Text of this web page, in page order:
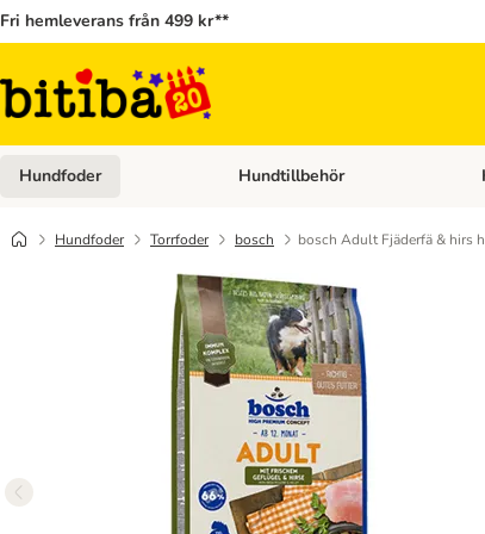
Fri hemleverans från 499 kr**
Hundfoder Open category menu: Hundfoder
Hundtillbehör
Hundfoder Torrfoder bosch bosch Adult Fjäderfä & hirs